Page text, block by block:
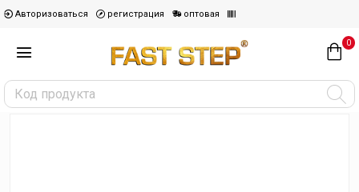
Авторизоваться регистрация оптовая
0